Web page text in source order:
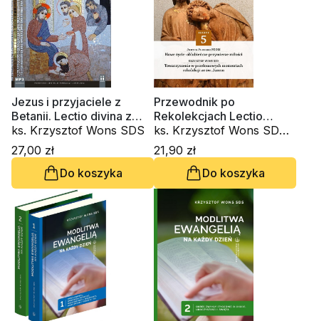
Jezus i przyjaciele z
Betanii. Lectio divina z
Marią, Martą i Łazarzem
(CD-audiobook)
ks. Krzysztof Wons SDS
27,00 zł
Do koszyka
Przewodnik po
Rekolekcjach Lectio
Divina. Zeszyt 5
ks. Krzysztof Wons SDS,
s. Judyta Pudełko PDDM
21,90 zł
Do koszyka